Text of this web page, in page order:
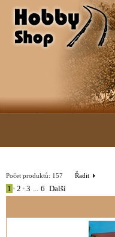
Řadit
Počet produktů: 157
1 • 2 • 3 ... 6 Další